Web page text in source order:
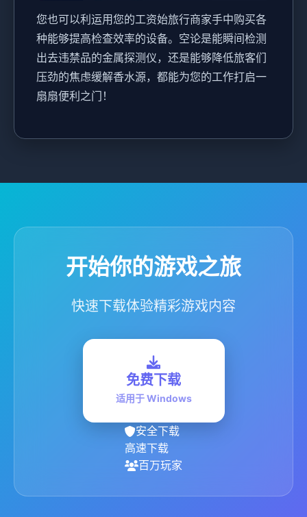
您也可以利运用您的工资始旅行商家手中购买各
种能够提高检查效率的设备。空论是能瞬间检测
出去违禁品的金属探测仪，还是能够降低旅客们
压劲的焦虑缓解香水源，都能为您的工作打启一
扇扇便利之门！
开始你的游戏之旅
快速下载体验精彩游戏内容
免费下载
适用于 Windows
安全下载
高速下载
百万玩家